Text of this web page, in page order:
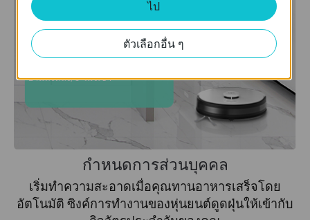
ทำความสะอาดหลังจากที่
ออกจากบ้าน
บ้านทั้งหลัง, 9 โมงเช้า
กำหนดการส่วนบุคคล
เริ่มทำความสะอาดเมื่อคุณทานอาหารเสร็จโดย
อัตโนมัติ ซิงค์การทำงานของหุ่นยนต์ดูดฝุ่นให้เข้ากับ
ไป
ตัวเลือกอื่น ๆ